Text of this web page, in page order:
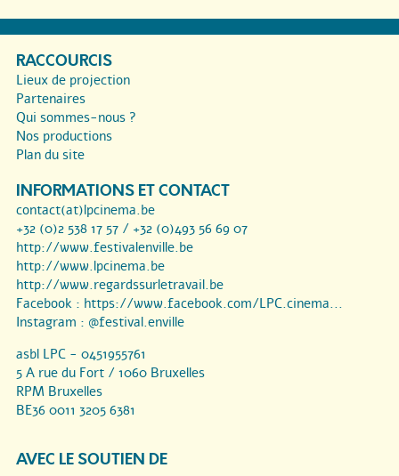
RACCOURCIS
Lieux de projection
Partenaires
Qui sommes-nous ?
Nos productions
Plan du site
INFORMATIONS ET CONTACT
contact(at)lpcinema.be
+32 (0)2 538 17 57 / +32 (0)493 56 69 07
http://www.festivalenville.be
http://www.lpcinema.be
http://www.regardssurletravail.be
Facebook : https://www.facebook.com/LPC.cinema...
Instagram : @festival.enville
asbl LPC - 0451955761
5 A rue du Fort / 1060 Bruxelles
RPM Bruxelles
BE36 0011 3205 6381
AVEC LE SOUTIEN DE